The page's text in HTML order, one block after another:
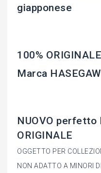
giapponese
100%
Marca
NUOVO perfetto
ORIGINALE
OGGETTO PER
NON ADATTO A MINORI